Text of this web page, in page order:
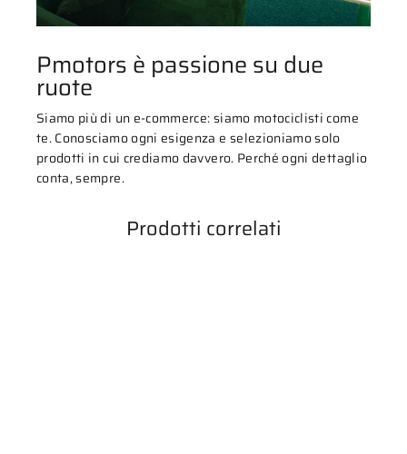
Pmotors è passione su due
ruote
Siamo più di un e-commerce: siamo motociclisti come
te. Conosciamo ogni esigenza e selezioniamo solo
prodotti in cui crediamo davvero. Perché ogni dettaglio
conta, sempre.
Prodotti correlati